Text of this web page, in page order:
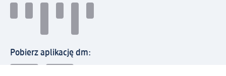
Pobierz aplikację dm: